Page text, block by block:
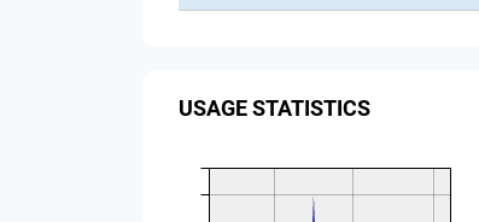
USAGE STATISTICS